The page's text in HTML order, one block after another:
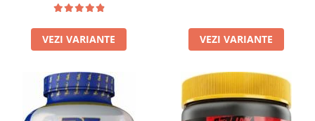
VEZI VARIANTE VEZI VARIANTE